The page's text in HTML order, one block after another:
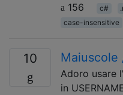
156
c#
case-insensitive
10 Maiuscole
Adoro usare
in